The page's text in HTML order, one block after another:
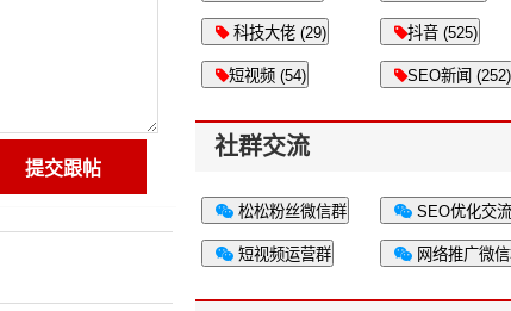
科技大佬 (29) 抖音 (525)
短视频 (54) SEO新闻 (252)
社群交流
松松粉丝微信群 SEO优化交
短视频运营群 网络推广微